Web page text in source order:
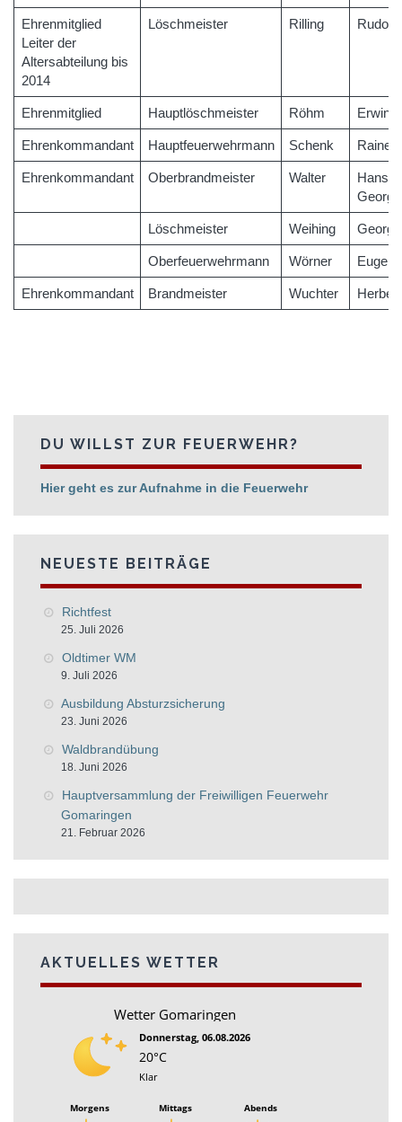
Ehrenmitglied
Leiter der
Altersabteilung bis
2014
Löschmeister Rilling Rudolf
Ehrenmitglied Hauptlöschmeister Röhm Erwin
Ehrenkommandant Hauptfeuerwehrmann Schenk Rainer
Ehrenkommandant Oberbrandmeister Walter
Hans-
Georg
Löschmeister Weihing Georg
Oberfeuerwehrmann Wörner Eugen
Ehrenkommandant Brandmeister Wuchter Herbert
DU WILLST ZUR FEUERWEHR?
Hier geht es zur Aufnahme in die Feuerwehr
NEUESTE BEITRÄGE
Richtfest
25. Juli 2026
Oldtimer WM
9. Juli 2026
Ausbildung Absturzsicherung
23. Juni 2026
Waldbrandübung
18. Juni 2026
Hauptversammlung der Freiwilligen Feuerwehr
Gomaringen
21. Februar 2026
AKTUELLES WETTER
Wetter Gomaringen
Donnerstag, 06.08.2026
20°C
Klar
Morgens Mittags Abends